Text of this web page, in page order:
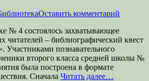
Оставить комментарий
№ 4 состоялось захватывающее
читателей – библиографический квест
познавательного
второго класса средней школы №
была построена в формате
Сначала Читать далее…